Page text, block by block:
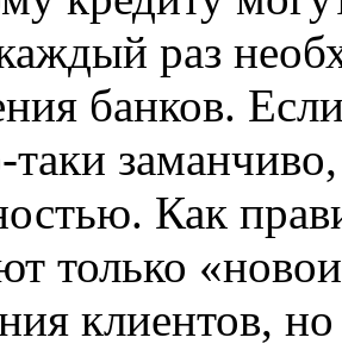
раз
банков.
таки
Как
только
клиентов,